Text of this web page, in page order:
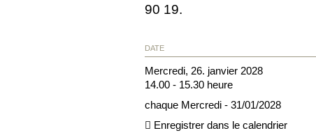
90 19.
DATE
Mercredi, 26. janvier 2028
14.00 - 15.30 heure
chaque Mercredi - 31/01/2028
Enregistrer dans le calendrier